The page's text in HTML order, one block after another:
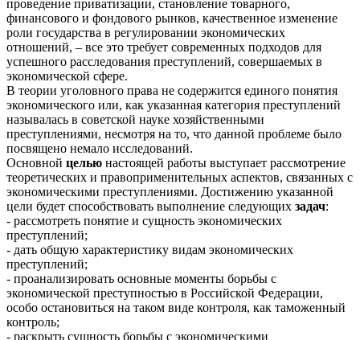
проведение приватизации, становление товарного,
финансового и фондового рынков, качественное изменение
роли государства в регулировании экономических
отношений, – все это требует современных подходов для
успешного расследования преступлений, совершаемых в
экономической сфере.
В теории уголовного права не содержится единого понятия
экономического или, как указанная категория преступлений
называлась в советской науке хозяйственными
преступлениями, несмотря на то, что данной проблеме было
посвящено немало исследований.
Основной целью настоящей работы выступает рассмотрение
теоретических и правоприменительных аспектов, связанных с
экономическими преступлениями. Достижению указанной
цели будет способствовать выполнение следующих задач:
- рассмотреть понятие и сущность экономических
преступлений;
- дать общую характеристику видам экономических
преступлений;
- проанализировать основные моменты борьбы с
экономической преступностью в Российской Федерации,
особо остановиться на таком виде контроля, как таможенный
контроль;
- раскрыть сущность борьбы с экономическими